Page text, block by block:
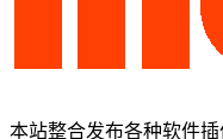
本站整合发布各种软件